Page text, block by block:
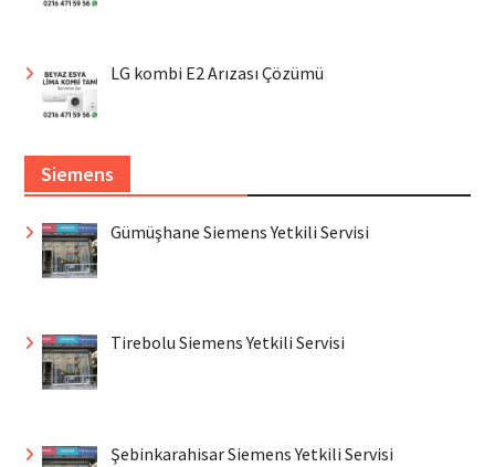
LG kombi E2 Arızası Çözümü
Siemens
Gümüşhane Siemens Yetkili Servisi
Tirebolu Siemens Yetkili Servisi
Şebinkarahisar Siemens Yetkili Servisi